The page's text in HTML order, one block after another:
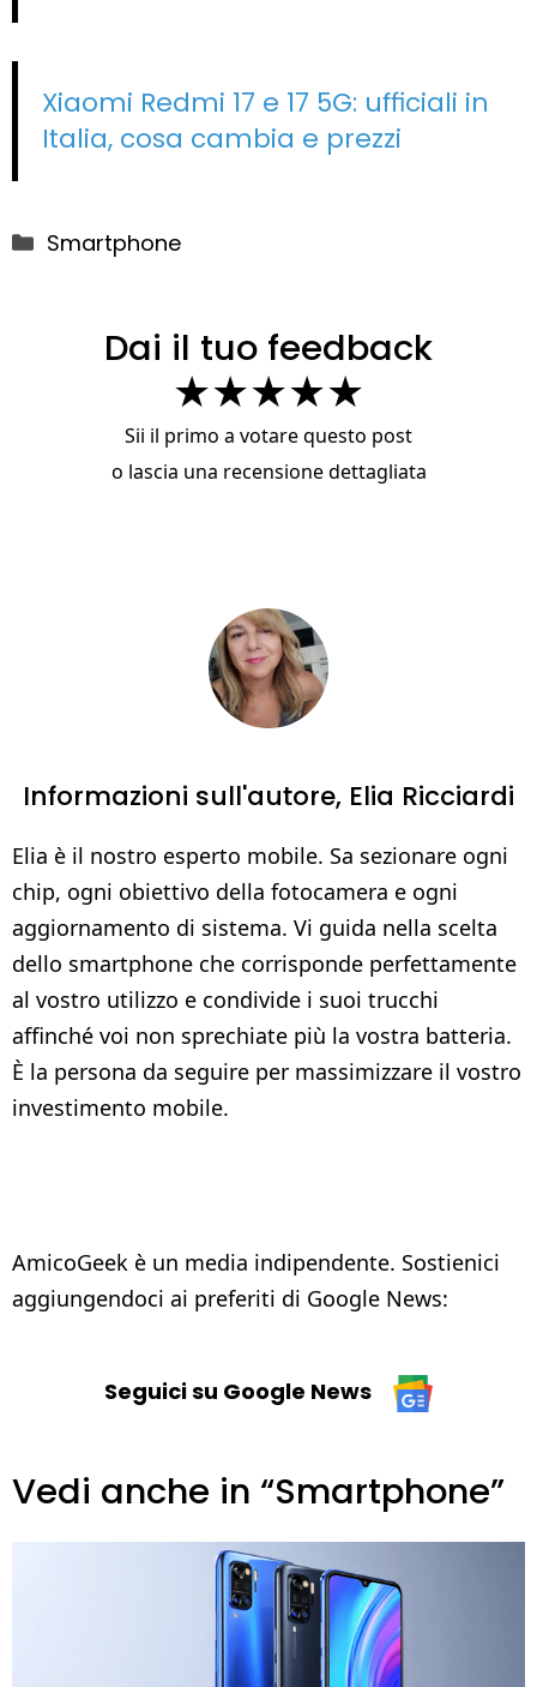
Xiaomi Redmi 17 e 17 5G: ufficiali in
Italia, cosa cambia e prezzi
Categorie
Smartphone
Dai il tuo feedback
★★★★★
Sii il primo a votare questo post
o lascia una recensione dettagliata
Informazioni sull'autore, Elia Ricciardi
Elia è il nostro esperto mobile. Sa sezionare ogni
chip, ogni obiettivo della fotocamera e ogni
aggiornamento di sistema. Vi guida nella scelta
dello smartphone che corrisponde perfettamente
al vostro utilizzo e condivide i suoi trucchi
affinché voi non sprechiate più la vostra batteria.
È la persona da seguire per massimizzare il vostro
investimento mobile.
AmicoGeek è un media indipendente. Sostienici
aggiungendoci ai preferiti di Google News:
Seguici su Google News
Vedi anche in “Smartphone”